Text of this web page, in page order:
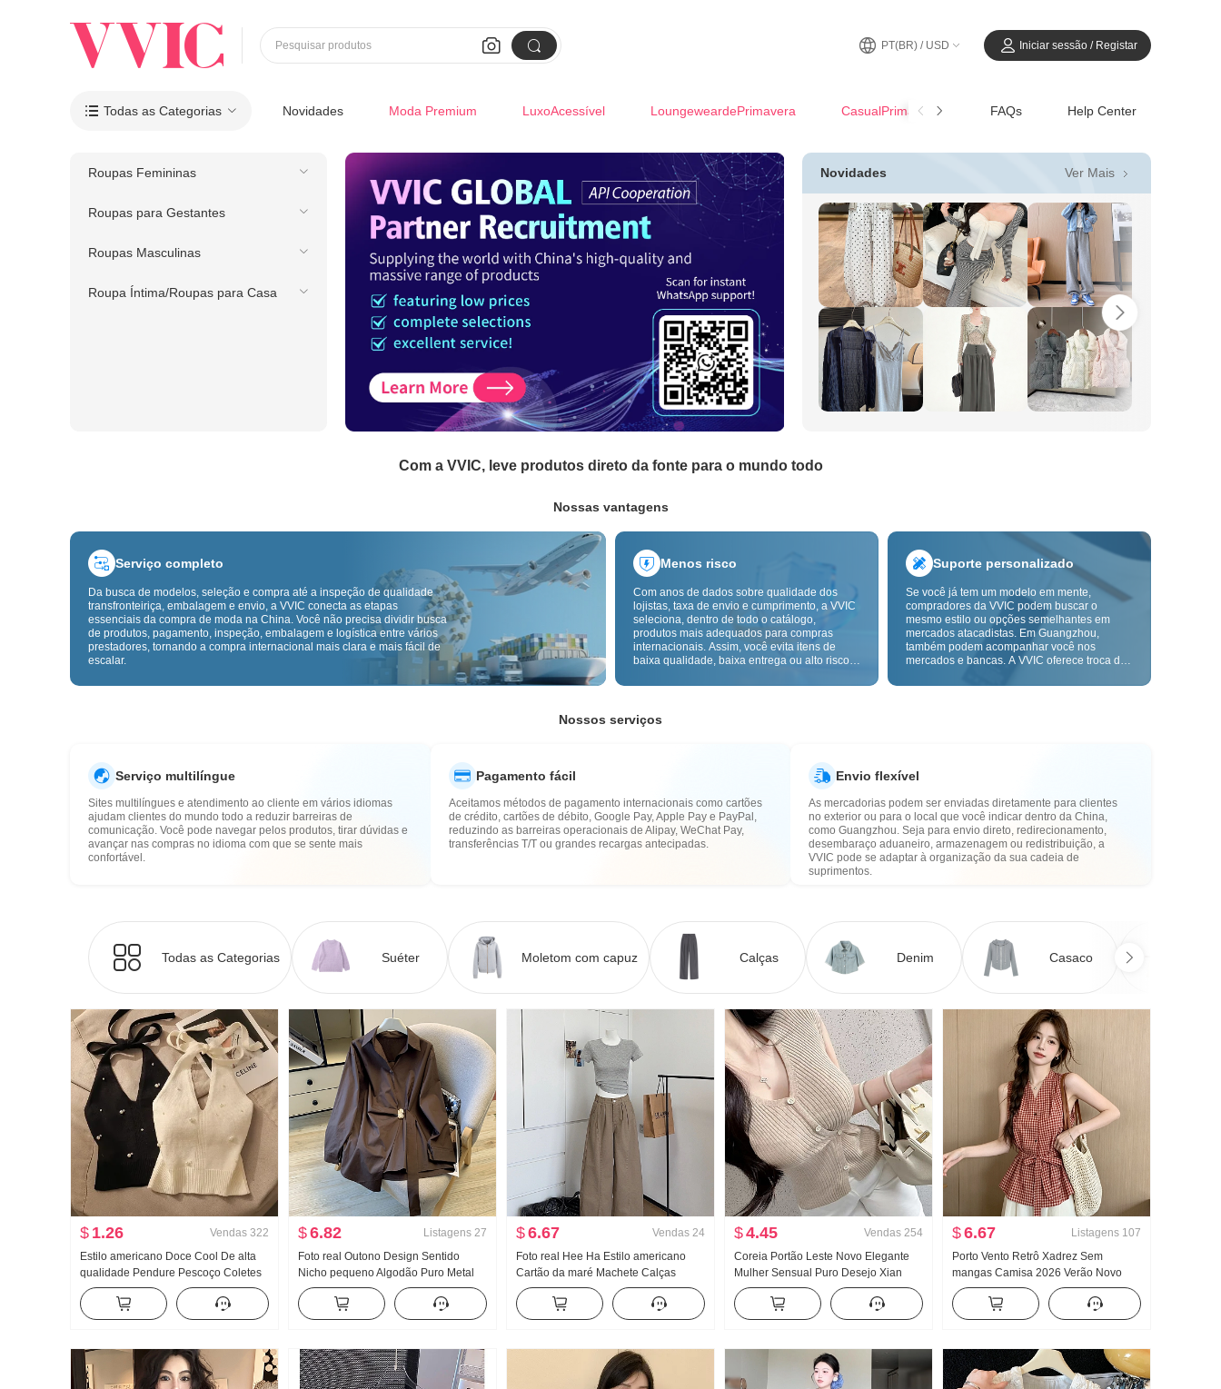
 
Pesquisar produtos PT(BR) / USD Iniciar sessão / Registar
 Todas as Categorias Novidades Moda Premium LuxoAcessível LoungeweardePrimavera CasualPrimavera-Verão FAQs Help Center
Roupas Femininas
Roupas para Gestantes
Roupas Masculinas
Roupa Íntima/Roupas para Casa
Novidades Ver Mais 
Com a VVIC, leve produtos direto da fonte para o mundo todo
Nossas vantagens
Serviço completo
Da busca de modelos, seleção e compra até a inspeção de qualidade
transfronteiriça, embalagem e envio, a VVIC conecta as etapas
essenciais da compra de moda na China. Você não precisa dividir busca
de produtos, pagamento, inspeção, embalagem e logística entre vários
prestadores, tornando a compra internacional mais clara e mais fácil de
escalar.
Menos risco
Com anos de dados sobre qualidade dos
lojistas, taxa de envio e cumprimento, a VVIC
seleciona, dentro de todo o catálogo,
produtos mais adequados para compras
internacionais. Assim, você evita itens de
baixa qualidade, baixa entrega ou alto risco,
inspeção de qualidade transfronteiriça e as
riscos de qualidade, alfândega e pós-venda.
Suporte personalizado
Se você já tem um modelo em mente,
compradores da VVIC podem buscar o
mesmo estilo ou opções semelhantes em
mercados atacadistas. Em Guangzhou,
também podem acompanhar você nos
mercados e bancas. A VVIC oferece troca de
OEM por imagem ou amostra, para tornar
Nossos serviços
Serviço multilíngue
Sites multilíngues e atendimento ao cliente em vários idiomas
ajudam clientes do mundo todo a reduzir barreiras de
comunicação. Você pode navegar pelos produtos, tirar dúvidas e
avançar nas compras no idioma com que se sente mais
confortável.
Pagamento fácil
Aceitamos métodos de pagamento internacionais como cartões
de crédito, cartões de débito, Google Pay, Apple Pay e PayPal,
reduzindo as barreiras operacionais de Alipay, WeChat Pay,
transferências T/T ou grandes recargas antecipadas.
Envio flexível
As mercadorias podem ser enviadas diretamente para clientes
no exterior ou para o local que você indicar dentro da China,
como Guangzhou. Seja para envio direto, redirecionamento,
desembaraço aduaneiro, armazenagem ou redistribuição, a
VVIC pode se adaptar à organização da sua cadeia de
suprimentos.
Todas as Categorias Suéter Moletom com capuz Calças Denim Casaco
$ 1.26 Vendas 322
Estilo americano Doce Cool De alta
qualidade Pendure Pescoço Coletes
feminino Verão Uso externo Dentro
Pegue Camiseta de base Garota
estilosa Malha Tomara que caia Top
$6.82 Listagens 27
Foto real Outono Design Sentido
Nicho pequeno Algodão Puro Metal
Decoração Cintura ajustada Efeito
emagrecedor Solto Manga longa
Camisa Top feminino
$6.67 Vendas 24
Foto real Hee Ha Estilo americano
Cartão da maré Machete Calças
jeans Solto Largura Pernas Casual
Calças
$4.45 Vendas 254
Coreia Portão Leste Novo Elegante
Mulher Sensual Puro Desejo Xian
Corpo Lado Departamento Fivela
Manga curta Malha Camiseta Top
$6.67 Listagens 107
Porto Vento Retrô Xadrez Sem
mangas Camisa 2026 Verão Novo
Francês Gola V Sem mangas Colete
Cintura ajustada Efeito emagrecedor
Regata